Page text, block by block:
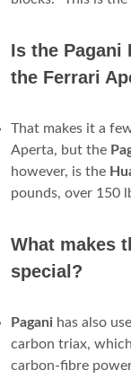
Is the Pagani
the Ferrari
That makes it a
Aperta, but the
however, is the
pounds, over 150
What makes
special?
Pagani has also
carbon triax,
carbon-fibre